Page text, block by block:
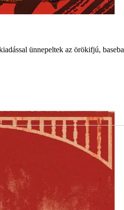
ünnepeltek az örökifjú,